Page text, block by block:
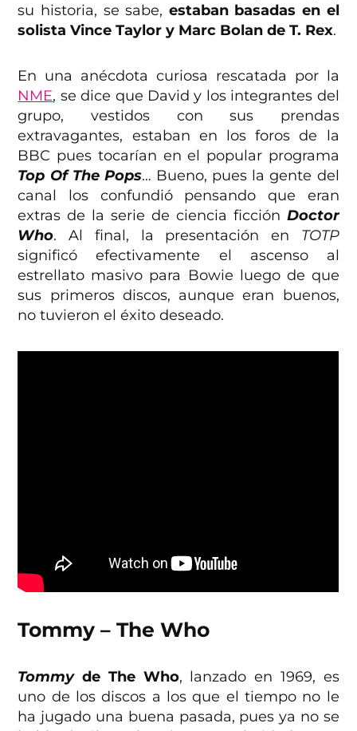
su historia, se sabe, estaban basadas en el
solista Vince Taylor y Marc Bolan de T. Rex.
En una anécdota curiosa rescatada por la
NME, se dice que David y los integrantes del
grupo, vestidos con sus prendas
extravagantes, estaban en los foros de la
BBC pues tocarían en el popular programa
Top Of The Pops… Bueno, pues la gente del
canal los confundió pensando que eran
extras de la serie de ciencia ficción Doctor
Who. Al final, la presentación en TOTP
significó efectivamente el ascenso al
estrellato masivo para Bowie luego de que
sus primeros discos, aunque eran buenos,
no tuvieron el éxito deseado.
Tommy – The Who
Tommy de The Who, lanzado en 1969, es
uno de los discos a los que el tiempo no le
ha jugado una buena pasada, pues ya no se